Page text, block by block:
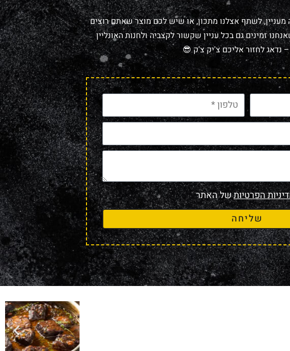
לשתף אצלנו מתכון, או שיש לכם מוצר שאתם רוצים
זמינים גם בכל עניין שקשור לקצביה ולחנות האונליין
נדאג לחזור אליכם צ'יק צ'ק 😎
הפרטיותשל האתר
שליחה